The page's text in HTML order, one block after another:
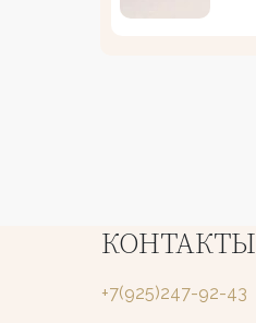
КОНТАКТЫ
+7(925)247-92-43